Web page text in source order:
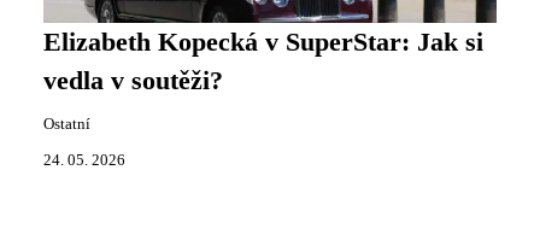
Elizabeth Kopecká v SuperStar: Jak si
vedla v soutěži?
Ostatní
24. 05. 2026